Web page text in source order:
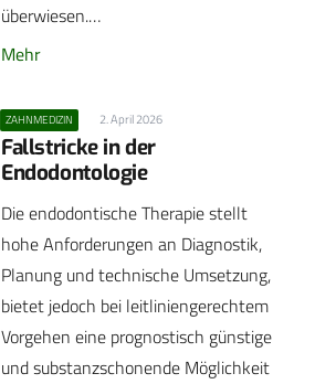
überwiesen.…
Mehr
ZAHNMEDIZIN 2. April 2026
Fallstricke in der
Endodontologie
Die endodontische Therapie stellt
hohe Anforderungen an Diagnostik,
Planung und technische Umsetzung,
bietet jedoch bei leitliniengerechtem
Vorgehen eine prognostisch günstige
und substanzschonende Möglichkeit